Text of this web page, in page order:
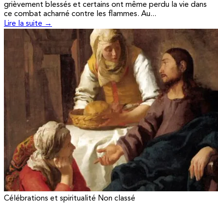
grièvement blessés et certains ont même perdu la vie dans
ce combat acharné contre les flammes. Au...
Lire la suite →
Célébrations et spiritualité Non classé